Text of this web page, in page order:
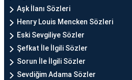
Aşk İlanı Sözleri
Henry Louis Mencken Sözleri
Eski Sevgiliye Sözler
Şefkat İle İlgili Sözler
Sorun İle İlgili Sözler
Sevdiğim Adama Sözler